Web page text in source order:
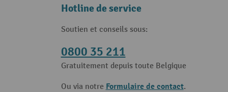
Hotline de service
Soutien et conseils sous:
0800 35 211
Gratuitement depuis toute Belgique
Ou via notre Formulaire de contact.